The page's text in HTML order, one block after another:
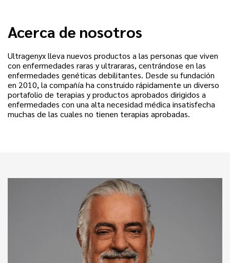
Acerca de nosotros
Ultragenyx lleva nuevos productos a las personas que viven
con enfermedades raras y ultrararas, centrándose en las
enfermedades genéticas debilitantes. Desde su fundación
en 2010, la compañía ha construido rápidamente un diverso
portafolio de terapias y productos aprobados dirigidos a
enfermedades con una alta necesidad médica insatisfecha
muchas de las cuales no tienen terapias aprobadas.